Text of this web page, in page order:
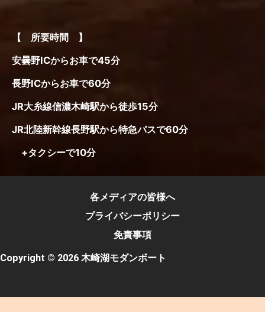
【 所要時間 】
安曇野ICからお車で45分
長野ICからお車で60分
JR大糸線信濃木崎駅から徒歩15分
JR北陸新幹線長野駅から特急バスで60分
+タクシーで10分
各メディアの皆様へ
プライバシーポリシー
免責事項
Copyright © 2026 木崎湖モダンボート